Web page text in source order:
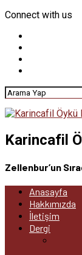
Connect with us
Karincafil
Zellenbur’un
Anasayfa
Hakkımızda
İletişim
Dergi